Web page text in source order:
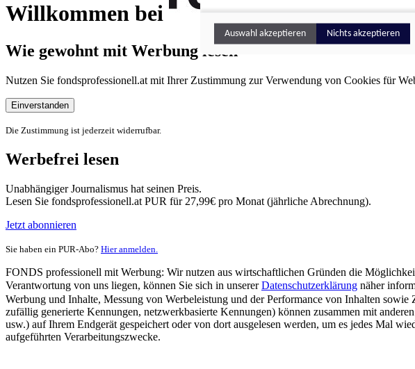
Willkommen bei
Wie gewohnt mit Werbung lesen
Nutzen Sie fondsprofessionell.at mit Ihrer Zustimmung zur Verwendung von Cookies für
Einverstanden
Die Zustimmung ist jederzeit widerrufbar.
Werbefrei lesen
Unabhängiger Journalismus hat seinen Preis.
Lesen Sie fondsprofessionell.at PUR für 27,99€ pro Monat (jährliche Abrechnung).
Jetzt abonnieren
Sie haben ein PUR-Abo? Hier anmelden.
FONDS professionell mit Werbung: Wir nutzen aus wirtschaftlichen Gründen die
Verantwortung von uns liegen, können Sie sich in unsererDatenschutzerklärung näher
Werbung und Inhalte, Messung von Werbeleistung und der Performance von Inhalten
zufällig generierte Kennungen, netzwerkbasierte Kennungen) können zusammen mit
usw.) auf Ihrem Endgerät gespeichert oder von dort ausgelesen werden, um es jedes Mal
aufgeführten Verarbeitungszwecke.
Auswahl akzeptieren Nichts akzeptieren